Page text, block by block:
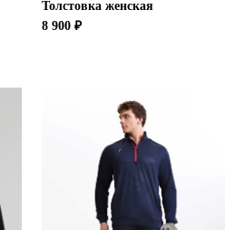
Толстовка женская
8 900 ₽